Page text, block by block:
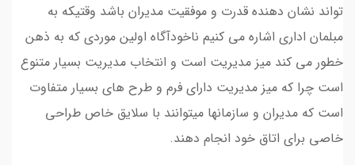
تواند نشان دهنده قدرت و موفقیت مدیران باشد وقتیکه به
مبلمان اداری اشاره می کنیم ناخودآگاه اولین موردی که به ذهن
خطور می کند میز مدیریت است و انتخاب مدیریت بسیار متنوع
است چرا که میز مدیریت دارای فرم و طرح های بسیار متفاوت
است که مدیران و سازمانها میتوانند با سلایق خاص طراحی
خاصی برای اتاق خود انجام دهند.